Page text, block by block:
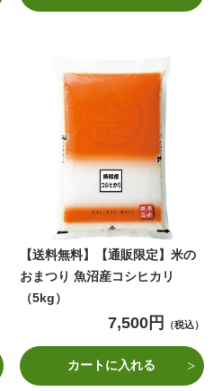
【送料無料】【通販限定】米の
おまつり 魚沼産コシヒカリ
（5kg）
7,500円 （税込）
カートに入れる